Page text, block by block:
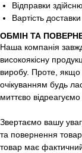
Відправки
Вартість
ОБМІН ТА
Наша компанія
високоякісну
виробу. Проте, якщо
очікуванням будь
миттєво
Звертаємо вашу
та повернення
товар має